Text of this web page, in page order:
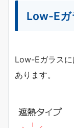
Low-Eガ
Low-Eガラス
あります。